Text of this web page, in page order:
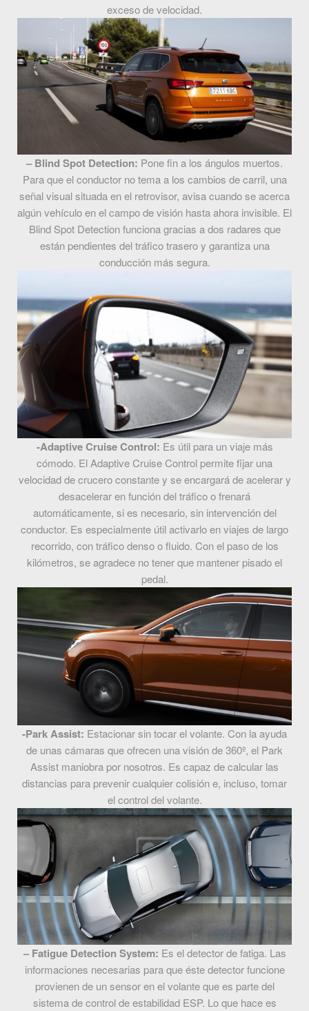
exceso de velocidad.
– Blind Spot Detection: Pone fin a los ángulos muertos.
Para que el conductor no tema a los cambios de carril, una
señal visual situada en el retrovisor, avisa cuando se acerca
algún vehículo en el campo de visión hasta ahora invisible. El
Blind Spot Detection funciona gracias a dos radares que
están pendientes del tráfico trasero y garantiza una
conducción más segura.
-Adaptive Cruise Control: Es útil para un viaje más
cómodo. El Adaptive Cruise Control permite fijar una
velocidad de crucero constante y se encargará de acelerar y
desacelerar en función del tráfico o frenará
automáticamente, si es necesario, sin intervención del
conductor. Es especialmente útil activarlo en viajes de largo
recorrido, con tráfico denso o fluido. Con el paso de los
kilómetros, se agradece no tener que mantener pisado el
pedal.
-Park Assist: Estacionar sin tocar el volante. Con la ayuda
de unas cámaras que ofrecen una visión de 360º, el Park
Assist maniobra por nosotros. Es capaz de calcular las
distancias para prevenir cualquier colisión e, incluso, tomar
el control del volante.
– Fatigue Detection System: Es el detector de fatiga. Las
informaciones necesarias para que éste detector funcione
provienen de un sensor en el volante que es parte del
sistema de control de estabilidad ESP. Lo que hace es